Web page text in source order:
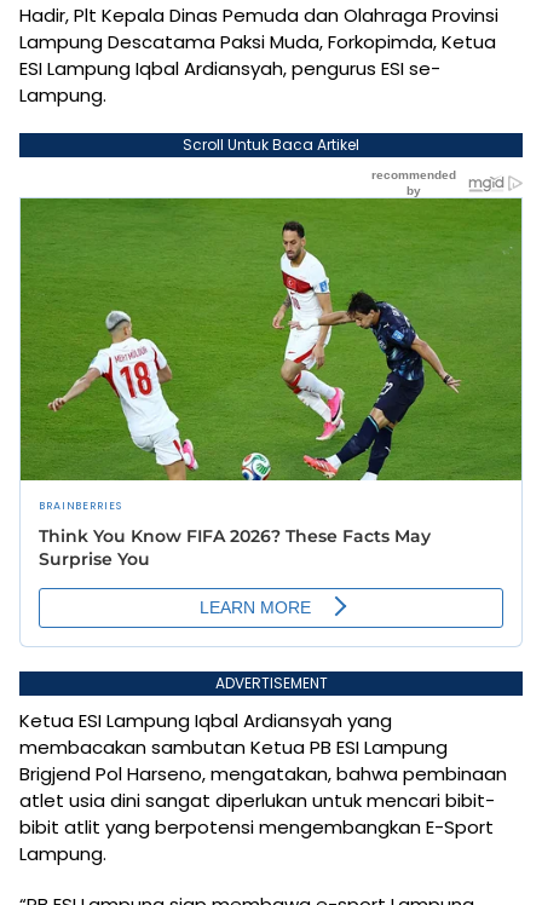
Hadir, Plt Kepala Dinas Pemuda dan Olahraga Provinsi
Lampung Descatama Paksi Muda, Forkopimda, Ketua
ESI Lampung Iqbal Ardiansyah, pengurus ESI se-
Lampung.
Scroll Untuk Baca Artikel
ADVERTISEMENT
Ketua ESI Lampung Iqbal Ardiansyah yang
membacakan sambutan Ketua PB ESI Lampung
Brigjend Pol Harseno, mengatakan, bahwa pembinaan
atlet usia dini sangat diperlukan untuk mencari bibit-
bibit atlit yang berpotensi mengembangkan E-Sport
Lampung.